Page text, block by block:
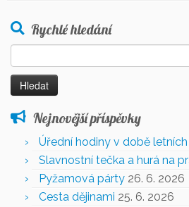
Rychlé hledání
Nejnovější příspěvky
Úřední hodiny v době
Slavnostní tečka a hurá na
Pyžamová párty 26. 6. 2026
Cesta dějinami 25. 6. 2026